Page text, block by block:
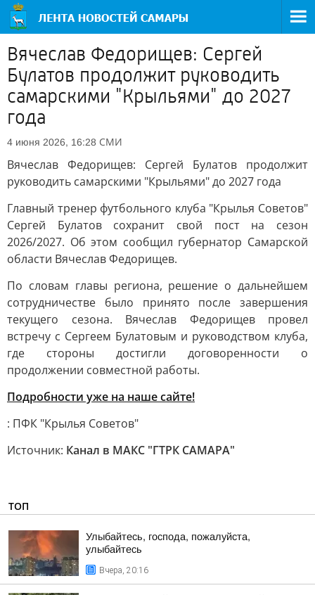
Вячеслав Федорищев: Сергей
Булатов продолжит руководить
самарскими "Крыльями" до 2027
года
4 июня 2026, 16:28 СМИ
Вячеслав Федорищев: Сергей Булатов продолжит
руководить самарскими "Крыльями" до 2027 года
Главный тренер футбольного клуба "Крылья Советов"
Сергей Булатов сохранит свой пост на сезон
2026/2027. Об этом сообщил губернатор Самарской
области Вячеслав Федорищев.
По словам главы региона, решение о дальнейшем
сотрудничестве было принято после завершения
текущего сезона. Вячеслав Федорищев провел
встречу с Сергеем Булатовым и руководством клуба,
где стороны достигли договоренности о
продолжении совместной работы.
Подробности уже на наше сайте!
: ПФК "Крылья Советов"
Источник: Канал в МАКС "ГТРК САМАРА"
ТОП
Улыбайтесь, господа, пожалуйста,
улыбайтесь
Вчера, 20:16